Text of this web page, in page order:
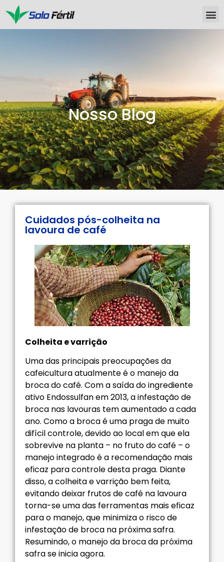
Nosso Blog
Cuidados pós-colheita na
lavoura de café
Colheita e varrição
Uma das principais preocupações da
cafeicultura atualmente é o manejo da
broca do café. Com a saída do ingrediente
ativo Endossulfan em 2013, a infestação de
broca nas lavouras tem aumentado a cada
ano. Como a broca é uma praga de muito
difícil controle, devido ao local em que ela
sobrevive na planta – no fruto do café – o
manejo integrado é a recomendação mais
eficaz para controle desta praga. Diante
disso, a colheita e varrição bem feita,
evitando deixar frutos de café na lavoura
torna-se uma das ferramentas mais eficaz
para o manejo, que minimiza o risco de
infestação de broca na próxima safra.
Resumindo, o manejo da broca da próxima
safra se inicia agora.